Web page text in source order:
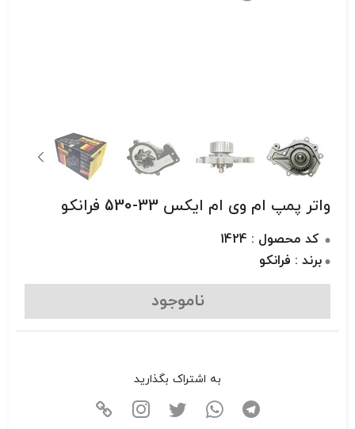
واتر پمپ ام وی ام ایکس 33-530 فرانکو
کد محصول : 1424
برند : فرانکو
ناموجود
به اشتراک بگذارید